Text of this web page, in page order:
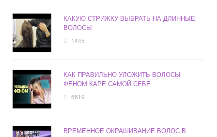
КАКУЮ СТРИЖКУ ВЫБРАТЬ НА ДЛИННЫЕ
ВОЛОСЫ
1445
КАК ПРАВИЛЬНО УЛОЖИТЬ ВОЛОСЫ
ФЕНОМ КАРЕ САМОЙ СЕБЕ
6619
ВРЕМЕННОЕ ОКРАШИВАНИЕ ВОЛОС В